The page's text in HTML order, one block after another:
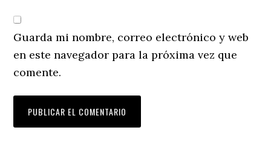
Guarda mi nombre, correo electrónico y web
en este navegador para la próxima vez que
comente.